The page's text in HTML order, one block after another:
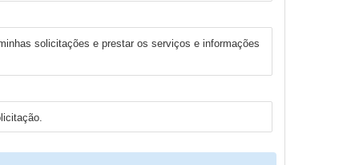
solicitações e prestar os serviços e informações